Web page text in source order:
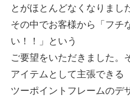
とがほとんどなくなりました
その中でお客様から「フチ
い！！」という
ご要望をいただきました。
アイテムとして主張できる
ツーポイントフレームのデ